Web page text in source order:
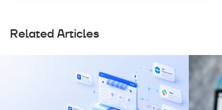
Related Articles